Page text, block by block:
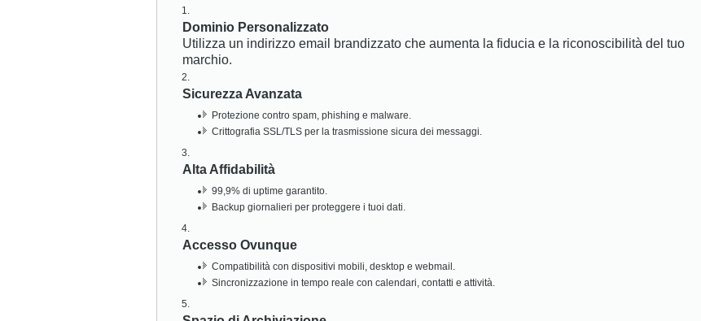
Dominio Personalizzato
Utilizza un indirizzo email brandizzato che aumenta la fiducia e la riconoscibilità del tuo
marchio.
Sicurezza Avanzata
Protezione contro spam, phishing e malware.
Crittografia SSL/TLS per la trasmissione sicura dei messaggi.
Alta Affidabilità
99,9% di uptime garantito.
Backup giornalieri per proteggere i tuoi dati.
Accesso Ovunque
Compatibilità con dispositivi mobili, desktop e webmail.
Sincronizzazione in tempo reale con calendari, contatti e attività.